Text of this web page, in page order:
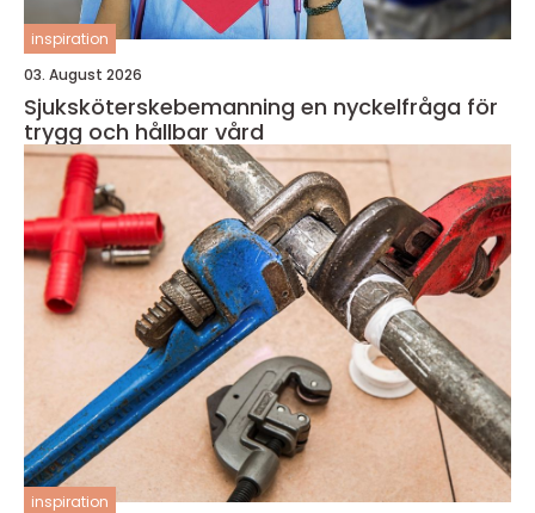
inspiration
03. August 2026
Sjuksköterskebemanning en nyckelfråga för
trygg och hållbar vård
inspiration